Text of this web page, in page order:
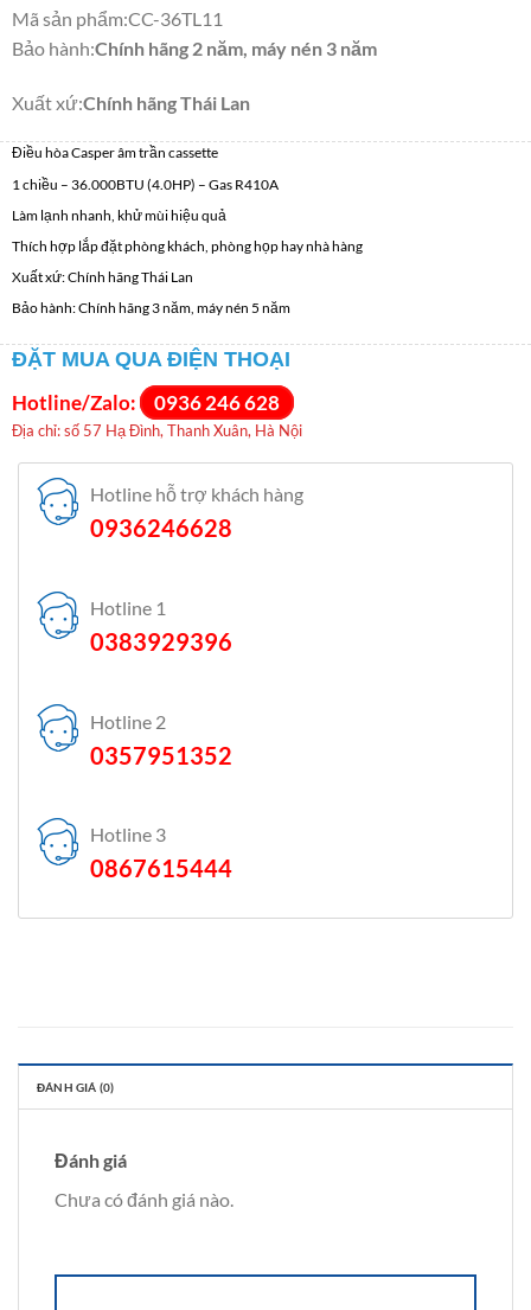
Mã sản phẩm:CC-36TL11
Bảo hành:Chính hãng 2 năm, máy nén 3 năm
Xuất xứ:Chính hãng Thái Lan
Điều hòa Casper âm trần cassette
1 chiều – 36.000BTU (4.0HP) – Gas R410A
Làm lạnh nhanh, khử mùi hiệu quả
Thích hợp lắp đặt phòng khách, phòng họp hay nhà hàng
Xuất xứ: Chính hãng Thái Lan
Bảo hành: Chính hãng 3 năm, máy nén 5 năm
ĐẶT MUA QUA ĐIỆN THOẠI
Hotline/Zalo: 0936 246 628
Địa chỉ: số 57 Hạ Đình, Thanh Xuân, Hà Nội
Hotline hỗ trợ khách hàng
0936246628
Hotline 1
0383929396
Hotline 2
0357951352
Hotline 3
0867615444
ĐÁNH GIÁ (0)
Đánh giá
Chưa có đánh giá nào.